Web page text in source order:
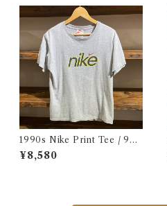
1990s Nike Print Tee / 90
年代 ナイキ プリント Tシャツ
古着
¥8,580